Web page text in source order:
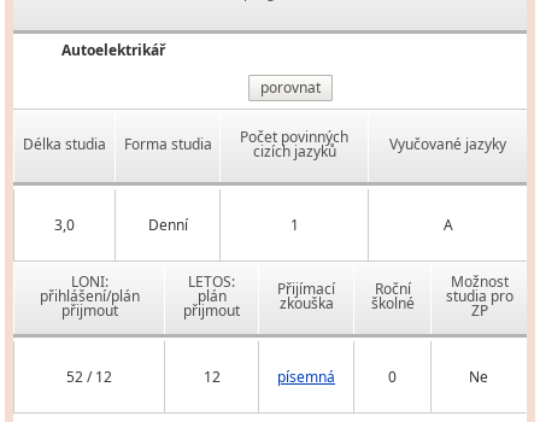
Autoelektrikář
porovnat
Délka studia Forma studia Počet povinných
cizích jazyků Vyučované jazyky
3,0 Denní 1 A
LONI:
přihlášení/plán
přijmout
LETOS:
plán
přijmout
Přijímací
zkouška
Roční
školné
Možnost
studia pro
ZP
52 / 12 12 písemná 0 Ne